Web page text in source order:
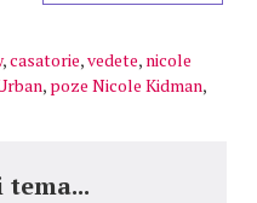
,casatorie,vedete, nicole
, poze Nicole Kidman,
tema...